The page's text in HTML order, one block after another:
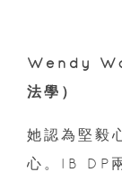
Wendy
法學）
她認為堅毅
心。IB DP